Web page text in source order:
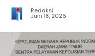
Redaksi
Juni 18, 2026